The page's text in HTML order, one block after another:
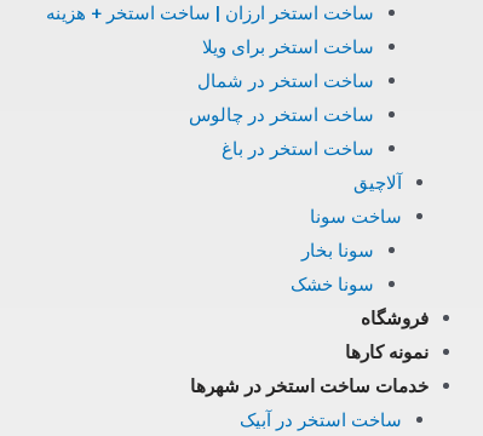
ساخت استخر ارزان | ساخت استخر + هزینه
ساخت استخر برای ویلا
ساخت استخر در شمال
ساخت استخر در چالوس
ساخت استخر در باغ
آلاچیق
ساخت سونا
سونا بخار
سونا خشک
فروشگاه
نمونه کارها
خدمات ساخت استخر در شهرها
ساخت استخر در آبیک